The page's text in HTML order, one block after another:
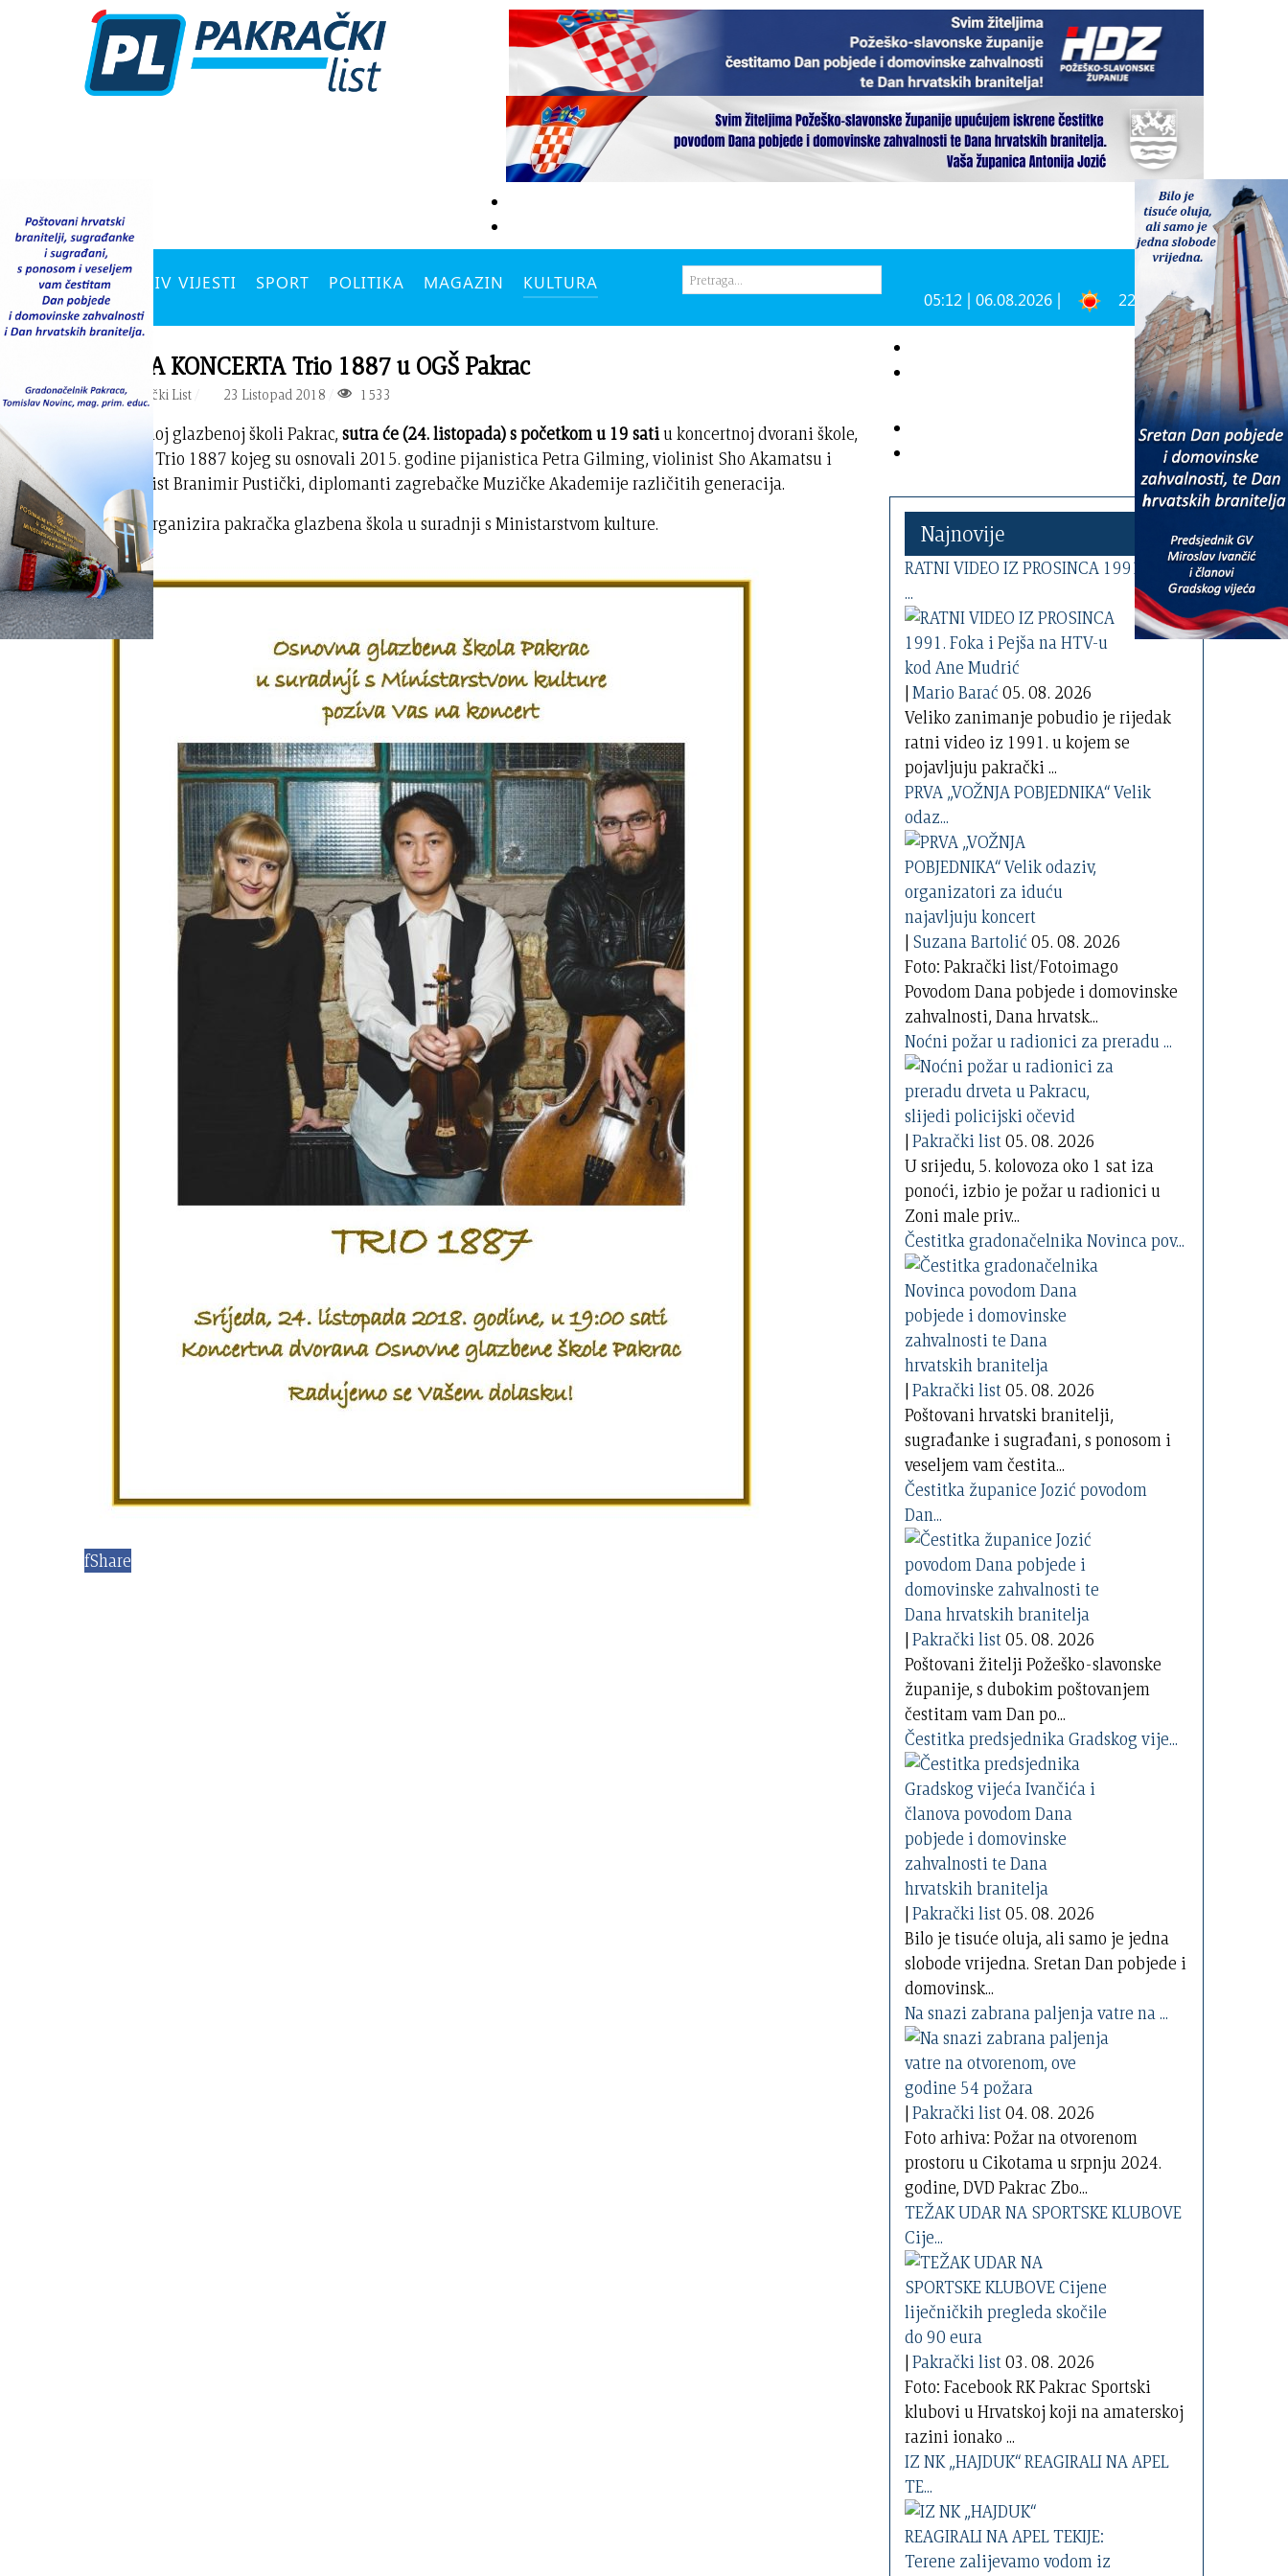
ARHIV VIJESTI SPORT POLITIKA MAGAZIN KULTURA
05:12 | 06.08.2026 | 22°C
NAJAVA KONCERTA Trio 1887 u OGŠ Pakrac
PIŠE:Pakrački List 23 Listopad 2018 1533
U Osnovnoj glazbenoj školi Pakrac,sutra će (24. listopada) s početkom u 19 satiu koncertnoj dvorani škole,
gostovati Trio 1887 kojeg su osnovali 2015. godine pijanistica Petra Gilming, violinist Sho Akamatsu i
violončelist Branimir Pustički, diplomanti zagrebačke Muzičke Akademije različitih generacija.
Koncert organizira pakračka glazbena škola u suradnji s Ministarstvom kulture.
fShare
Najnovije
RATNI VIDEO IZ PROSINCA 1991. Foka
...
|Mario Barać 05. 08. 2026
Veliko zanimanje pobudio je rijedak
ratni video iz 1991. u kojem se
pojavljuju pakrački ...
PRVA „VOŽNJA POBJEDNIKA“ Velik
odaz...
| Suzana Bartolić 05. 08. 2026
Foto: Pakrački list/Fotoimago
Povodom Dana pobjede i domovinske
zahvalnosti, Dana hrvatsk...
Noćni požar u radionici za preradu ...
|Pakrački list05. 08. 2026
U srijedu, 5. kolovoza oko 1 sat iza
ponoći, izbio je požar u radionici u
Zoni male priv...
Čestitka gradonačelnika Novinca pov...
|Pakrački list05. 08. 2026
Poštovani hrvatski branitelji,
sugrađanke i sugrađani, s ponosom i
veseljem vam čestita...
Čestitka županice Jozić povodom
Dan...
|Pakrački list05. 08. 2026
Poštovani žitelji Požeško-slavonske
županije, s dubokim poštovanjem
čestitam vam Dan po...
Čestitka predsjednika Gradskog vije...
|Pakrački list05. 08. 2026
Bilo je tisuće oluja, ali samo je jedna
slobode vrijedna. Sretan Dan pobjede i
domovinsk...
Na snazi zabrana paljenja vatre na ...
|Pakrački list04. 08. 2026
Foto arhiva: Požar na otvorenom
prostoru u Cikotama u srpnju 2024.
godine, DVD Pakrac Zbo...
TEŽAK UDAR NA SPORTSKE KLUBOVE
Cije...
|Pakrački list03. 08. 2026
Foto: Facebook RK Pakrac Sportski
klubovi u Hrvatskoj koji na amaterskoj
razini ionako ...
IZ NK „HAJDUK“ REAGIRALI NA APEL
TE...